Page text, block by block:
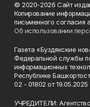
© 2020-2026 Сайт
Копирование
письменного согласия
Об использовании
Газета «Буздякские
Федеральной службы
информационных
Республике
02 - 01802 от 19.05.2025
УЧРЕДИТЕЛИ: